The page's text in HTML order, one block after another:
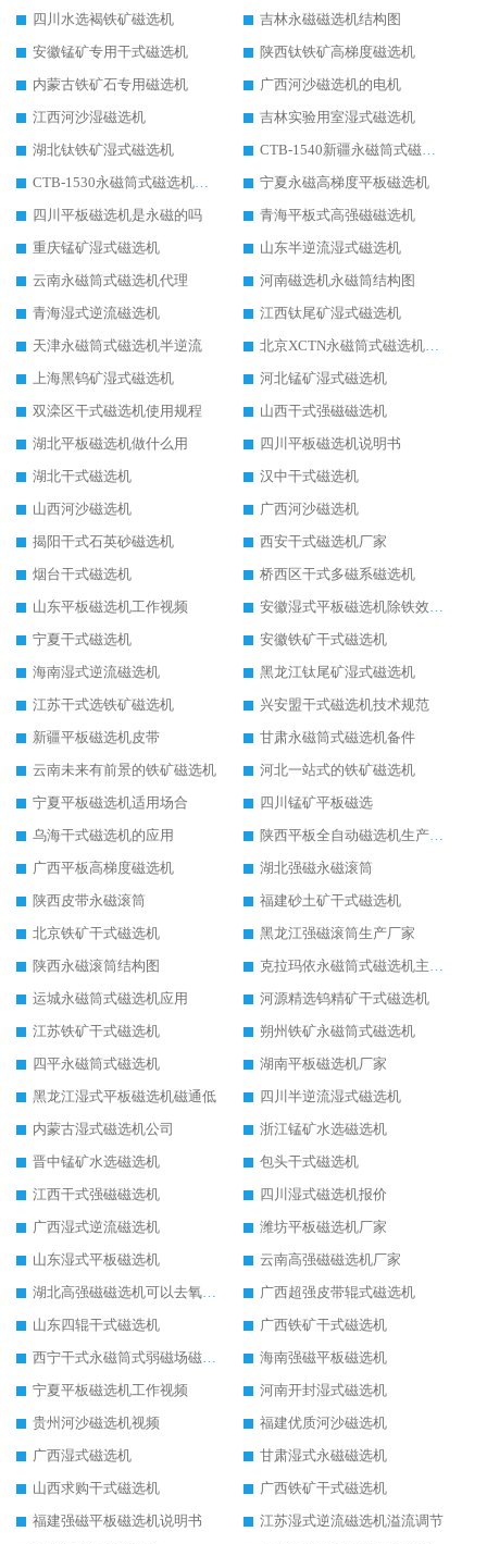
四川水选褐铁矿磁选机
吉林永磁磁选机结构图
安徽锰矿专用干式磁选机
陕西钛铁矿高梯度磁选机
内蒙古铁矿石专用磁选机
广西河沙磁选机的电机
江西河沙湿磁选机
吉林实验用室湿式磁选机
湖北钛铁矿湿式磁选机
CTB-1540新疆永磁筒式磁选机
CTB-1530永磁筒式磁选机代理商
宁夏永磁高梯度平板磁选机
四川平板磁选机是永磁的吗
青海平板式高强磁磁选机
重庆锰矿湿式磁选机
山东半逆流湿式磁选机
云南永磁筒式磁选机代理
河南磁选机永磁筒结构图
青海湿式逆流磁选机
江西钛尾矿湿式磁选机
天津永磁筒式磁选机半逆流
北京XCTN永磁筒式磁选机磁块位置
上海黑钨矿湿式磁选机
河北锰矿湿式磁选机
双滦区干式磁选机使用规程
山西干式强磁磁选机
湖北平板磁选机做什么用
四川平板磁选机说明书
湖北干式磁选机
汉中干式磁选机
山西河沙磁选机
广西河沙磁选机
揭阳干式石英砂磁选机
西安干式磁选机厂家
烟台干式磁选机
桥西区干式多磁系磁选机
山东平板磁选机工作视频
安徽湿式平板磁选机除铁效果怎么样
宁夏干式磁选机
安徽铁矿干式磁选机
海南湿式逆流磁选机
黑龙江钛尾矿湿式磁选机
江苏干式选铁矿磁选机
兴安盟干式磁选机技术规范
新疆平板磁选机皮带
甘肃永磁筒式磁选机备件
云南未来有前景的铁矿磁选机
河北一站式的铁矿磁选机
宁夏平板磁选机适用场合
四川锰矿平板磁选
乌海干式磁选机的应用
陕西平板全自动磁选机生产厂家
广西平板高梯度磁选机
湖北强磁永磁滚筒
陕西皮带永磁滚筒
福建砂土矿干式磁选机
北京铁矿干式磁选机
黑龙江强磁滚筒生产厂家
陕西永磁滚筒结构图
克拉玛依永磁筒式磁选机主要技术参数
运城永磁筒式磁选机应用
河源精选钨精矿干式磁选机
江苏铁矿干式磁选机
朔州铁矿永磁筒式磁选机
四平永磁筒式磁选机
湖南平板磁选机厂家
黑龙江湿式平板磁选机磁通低
四川半逆流湿式磁选机
内蒙古湿式磁选机公司
浙江锰矿水选磁选机
晋中锰矿水选磁选机
包头干式磁选机
江西干式强磁磁选机
四川湿式磁选机报价
广西湿式逆流磁选机
潍坊平板磁选机厂家
山东湿式平板磁选机
云南高强磁磁选机厂家
湖北高强磁磁选机可以去氧化铝
广西超强皮带辊式磁选机
山东四辊干式磁选机
广西铁矿干式磁选机
西宁干式永磁筒式弱磁场磁选机结构图
海南强磁平板磁选机
宁夏平板磁选机工作视频
河南开封湿式磁选机
贵州河沙磁选机视频
福建优质河沙磁选机
广西湿式磁选机
甘肃湿式永磁磁选机
山西求购干式磁选机
广西铁矿干式磁选机
福建强磁平板磁选机说明书
江苏湿式逆流磁选机溢流调节